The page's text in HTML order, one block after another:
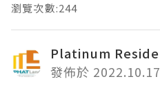
瀏覽次數:244
Platinum Reside
發佈於 2022.10.17